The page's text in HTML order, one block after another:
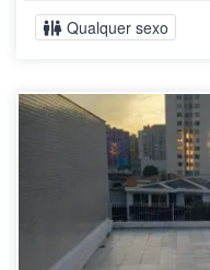
Qualquer sexo